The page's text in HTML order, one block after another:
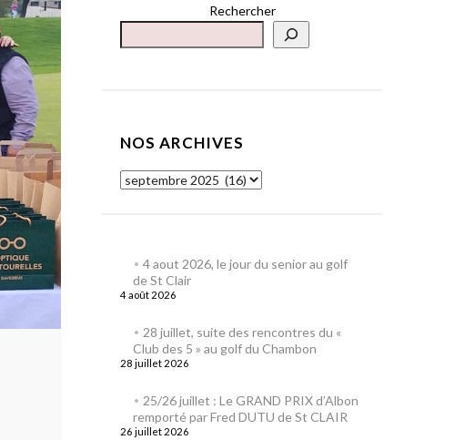
Rechercher
NOS ARCHIVES
4 aout 2026, le jour du senior au golf
de St Clair
4 août 2026
28 juillet, suite des rencontres du «
Club des 5 » au golf du Chambon
28 juillet 2026
25/26 juillet : Le GRAND PRIX d’Albon
remporté par Fred DUTU de St CLAIR
26 juillet 2026